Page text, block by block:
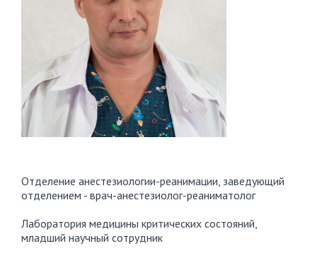
Отделение анестезиологии-реанимации, заведующий
отделением - врач-анестезиолог-реаниматолог
Лаборатория медицины критических состояний,
младший научный сотрудник